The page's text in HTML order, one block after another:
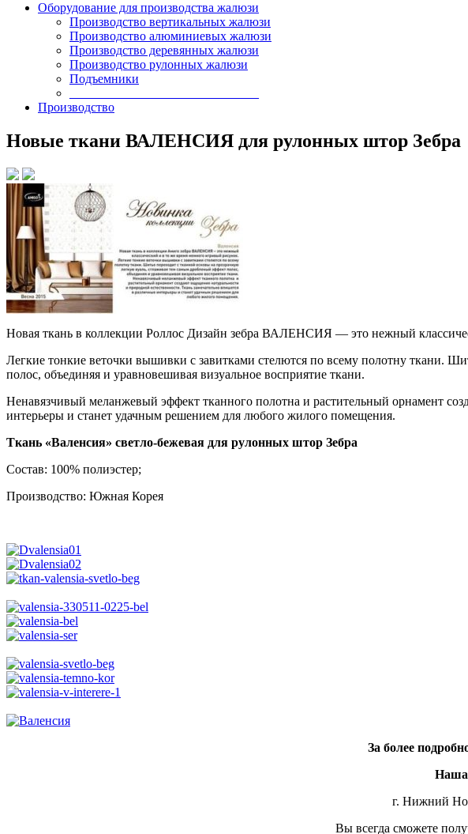
Оборудование для производства жалюзи
Производство вертикальных жалюзи
Производство алюминиевых жалюзи
Производство деревянных жалюзи
Производство рулонных жалюзи
Подъемники
Производство
Новые ткани ВАЛЕНСИЯ для рулонных штор Зебра
Новая ткань в коллекции Роллос Дизайн зебра ВАЛЕНСИЯ — это нежный
Легкие тонкие веточки вышивки с завитками стелются по всему полотну ткани.
полос, объединяя и уравновешивая визуальное восприятие ткани.
Ненавязчивый меланжевый эффект тканного полотна и растительный орнамент
интерьеры и станет удачным решением для любого жилого помещения.
Ткань «Валенсия» светло-бежевая для рулонных штор Зебра
Состав: 100% полиэстер;
Производство: Южная Корея
За более
Наша
г. Нижний
Вы всегда сможете